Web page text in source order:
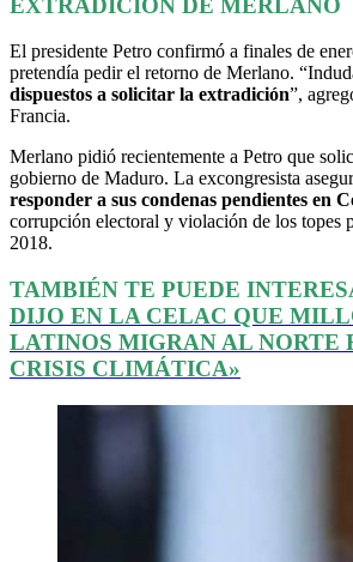
El presidente Petro confirmó a finales de
pretendía pedir el retorno de Merlano.
dispuestos a solicitar la extradición”,
Francia.
Merlano pidió recientemente a Petro que
gobierno de Maduro. La excongresista
responder a sus condenas pendientes en
corrupción electoral y violación de los topes
2018.
TAMBIÉN TE PUEDE
DIJO EN LA CELAC QUE
LATINOS MIGRAN AL NORTE
CRISIS CLIMÁTICA»